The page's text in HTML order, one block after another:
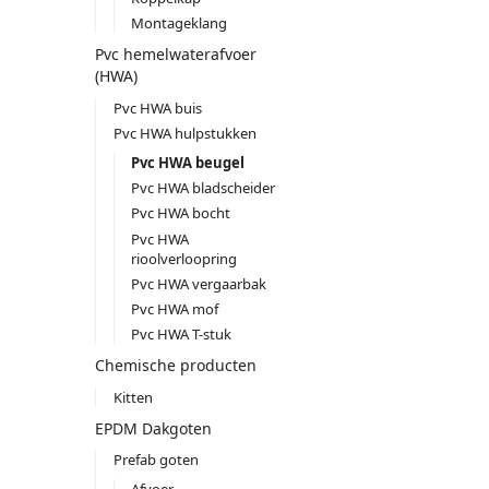
Montageklang
Pvc hemelwaterafvoer
(HWA)
Pvc HWA buis
Pvc HWA hulpstukken
Pvc HWA beugel
Pvc HWA bladscheider
Pvc HWA bocht
Pvc HWA
rioolverloopring
Pvc HWA vergaarbak
Pvc HWA mof
Pvc HWA T-stuk
Chemische producten
Kitten
EPDM Dakgoten
Prefab goten